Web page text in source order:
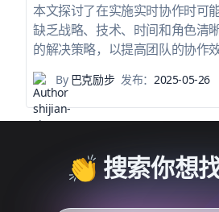
本文探讨了在实施实时协作时可
缺乏战略、技术、时间和角色清
的解决策略，以提高团队的协作
By巴克励步 发布：2025-05-26
👏 搜索你想